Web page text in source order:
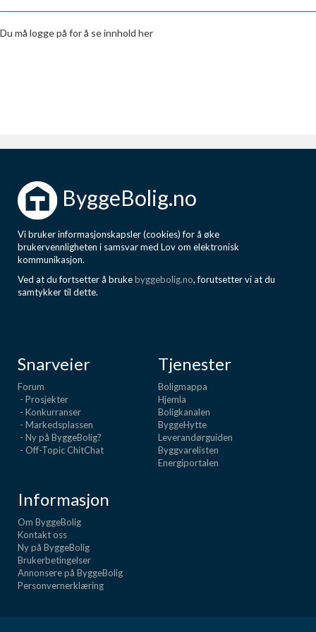
Boligmappa+
Få mer ut av Boligmappa
Du må logge på for å se innhold her
ByggeBolig.no
Vi bruker informasjonskapsler (cookies) for å øke
brukervennligheten i samsvar med Lov om elektronisk
kommunikasjon.
Ved at du fortsetter å brukebyggebolig.no, forutsetter vi at du
samtykker til dette.
Snarveier
Forum
- Prosjekter
- Konkurranser
- Markedsplassen
- Ny på ByggeBolig?
- Off-Topic ChitChat
Tjenester
Boligmappa
Hjemla
Boligkanalen
ByggeHytte
Leverandørguiden
Byggvarelisten
Energiportalen
Informasjon
Om ByggeBolig
Kontakt oss
Ny på ByggeBolig
Brukerbetingelser
Annonsere på ByggeBolig
Personvernerklæring